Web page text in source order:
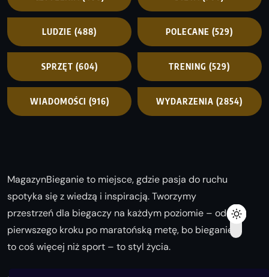
LUDZIE (488) POLECANE (529)
SPRZĘT (604) TRENING (529)
WIADOMOŚCI (916) WYDARZENIA (2854)
MagazynBieganie to miejsce, gdzie pasja do ruchu
spotyka się z wiedzą i inspiracją. Tworzymy
przestrzeń dla biegaczy na każdym poziomie – od
pierwszego kroku po maratońską metę, bo bieganie
to coś więcej niż sport – to styl życia.